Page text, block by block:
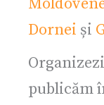
Dornei și
publicăm